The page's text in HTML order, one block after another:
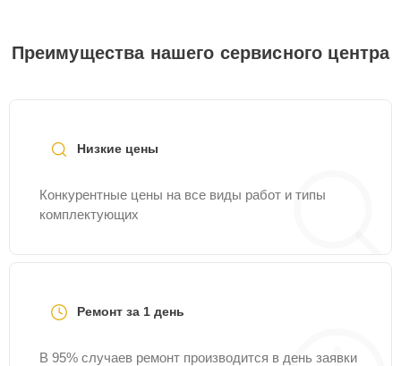
Преимущества нашего сервисного центра
Низкие цены
Конкурентные цены на все виды работ и типы
комплектующих
Ремонт за 1 день
В 95% случаев ремонт производится в день заявки